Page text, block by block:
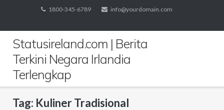
content
1800-345-6789 info@yourdomain.com
Statusireland.com | Berita
Terkini Negara Irlandia
Terlengkap
Tag: Kuliner Tradisional